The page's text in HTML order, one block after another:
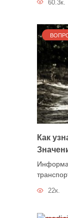
60.3к.
Как
22к.